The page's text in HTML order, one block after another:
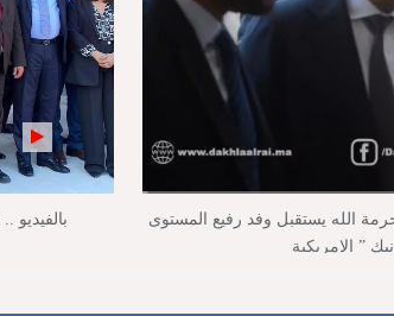
الله يستقبل وفد رفيع المستوى
” الامريكية
بالفيديو